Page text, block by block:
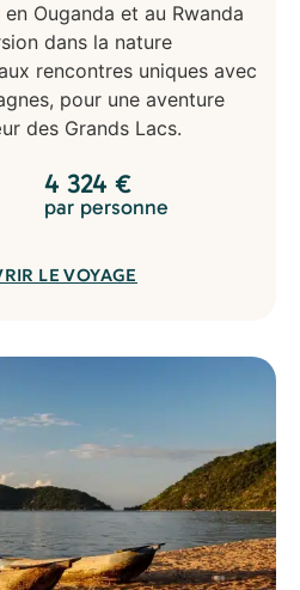
Ouganda et au Rwanda
dans la nature
rencontres uniques avec
pour une aventure
des Grands Lacs.
4 324 €
par personne
LE VOYAGE